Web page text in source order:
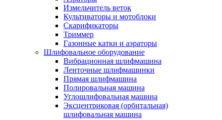
Измельчитель веток
Культиваторы и мотоблоки
Скарификаторы
Триммер
Газонные катки и аэраторы
Шлифовальное оборудование
Вибрационная шлифмашина
Ленточные шлифмашинки
Прямая шлифмашина
Полировальная машина
Углошлифовальная машина
Эксцентриковая (орбитальная)
шлифовальная машина